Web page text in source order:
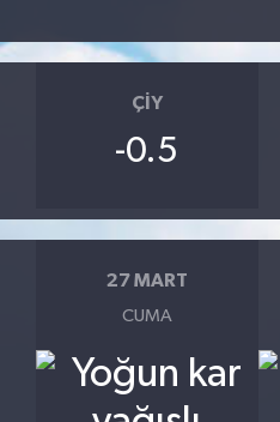
ÇIY
-0.5
27 MART
CUMA